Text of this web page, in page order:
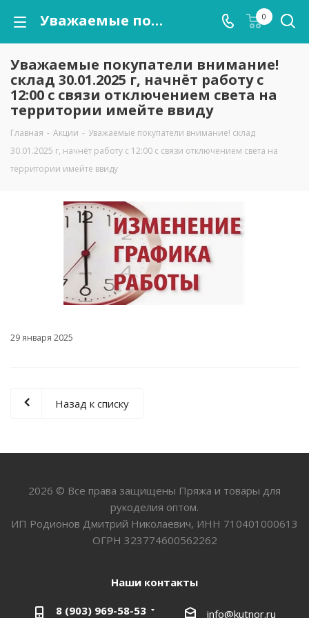
Уважаемые покупатели внимание! склад 30.01.2025 г, начнёт работу с 12:00 с связи отключением света на территории имейте ввиду 0
Уважаемые покупатели внимание!
склад 30.01.2025 г, начнёт работу с
12:00 с связи отключением света на
территории имейте ввиду
Главная - Акции - Уважаемые покупатели внимание! склад
30.01.2025 г, начнёт работу с 12:00 с связи отключением света на
территории имейте ввиду
29 января 2025
Назад к списку
2026 © Все права защищены Пряжа и товары для
рукоделия оптом.
ИП Родионов Дмитрий Николаевич, ИНН 710401000613
ОГРН 323774600562262
Наши контакты
8 (903) 969-58-53 info@kutnor.ru